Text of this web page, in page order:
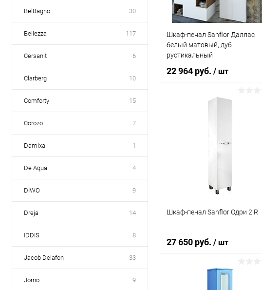
BelBagno 30
Bellezza 117
Cersanit 6
Clarberg 10
Comforty 15
Corozo 7
Damixa 1
De Aqua 4
DIWO 9
Dreja 14
IDDIS 8
Jacob Delafon 33
Jorno 9
Шкаф-пенал Sanflor Даллас
белый матовый, дуб
рустикальный
22 964 руб. / шт
Шкаф-пенал Sanflor Одри 2 R
27 650 руб. / шт